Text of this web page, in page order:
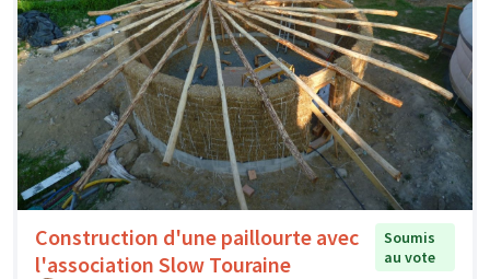
Construction d'une paillourte avec
l'association Slow Touraine
Soumis
au vote